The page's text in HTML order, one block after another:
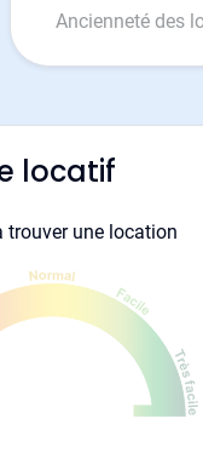
Ancienneté des
locatif
trouver une location